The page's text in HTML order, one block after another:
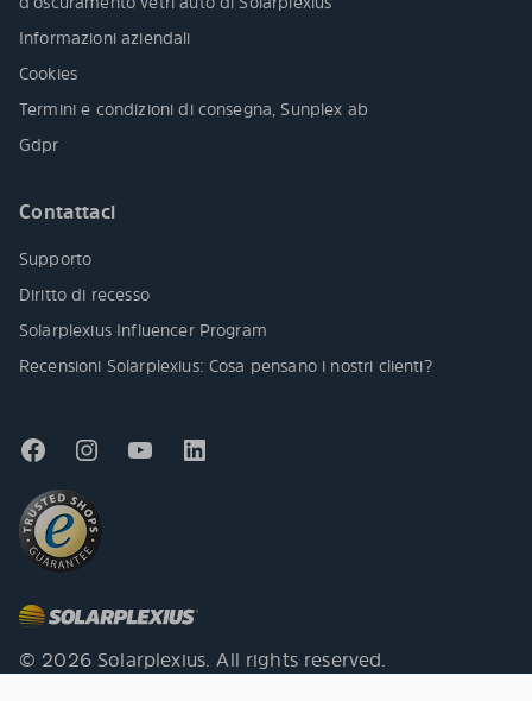
Informazioni aziendali
Cookies
Termini e condizioni di consegna, Sunplex ab
Gdpr
Contattaci
Supporto
Diritto di recesso
Solarplexius Influencer Program
Recensioni Solarplexius: Cosa pensano i nostri clienti?
© 2026 Solarplexius. All rights reserved.